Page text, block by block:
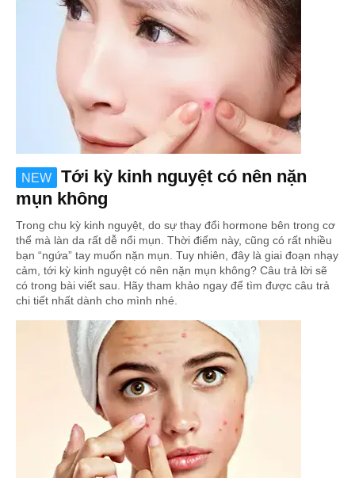
NEW
Tới kỳ kinh nguyệt có nên nặn
mụn không
Trong chu kỳ kinh nguyệt, do sự thay đổi hormone bên trong cơ
thể mà làn da rất dễ nổi mụn. Thời điểm này, cũng có rất nhiều
bạn “ngứa” tay muốn nặn mụn. Tuy nhiên, đây là giai đoạn nhạy
cảm, tới kỳ kinh nguyệt có nên nặn mụn không? Câu trả lời sẽ
có trong bài viết sau. Hãy tham khảo ngay để tìm được câu trả
chi tiết nhất dành cho mình nhé.